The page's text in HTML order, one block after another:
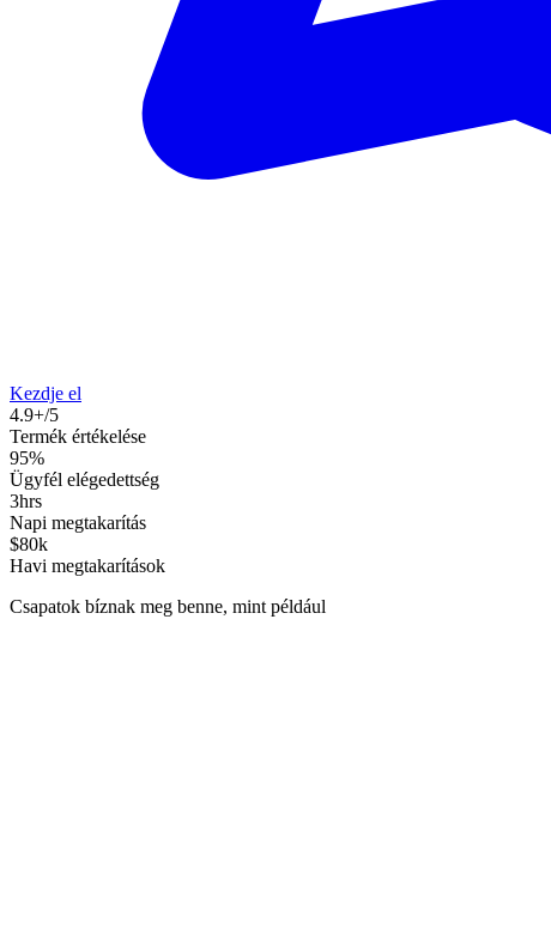
Kezdje el
4.9+/5
Termék értékelése
95%
Ügyfél elégedettség
3hrs
Napi megtakarítás
$80k
Havi megtakarítások
Csapatok bíznak meg benne, mint például